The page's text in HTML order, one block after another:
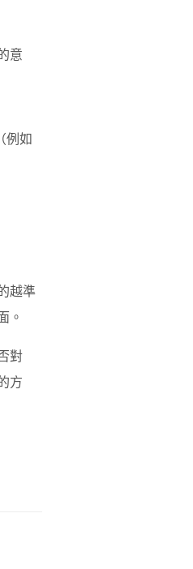
意
例如
越準
。
對
方